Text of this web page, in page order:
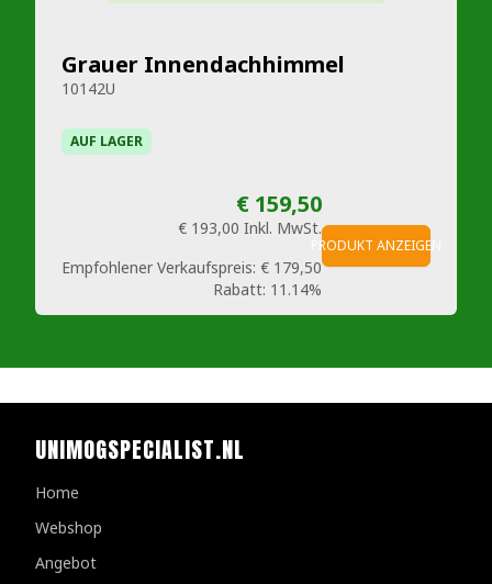
Grauer Innendachhimmel
10142U
AUF LAGER
€ 159,50
€ 193,00 Inkl. MwSt.
Empfohlener Verkaufspreis: € 179,50
Rabatt: 11.14%
PRODUKT ANZEIGEN
UNIMOGSPECIALIST.NL
Home
Webshop
Angebot